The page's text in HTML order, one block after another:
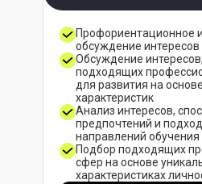
Профориентационное
обсуждение интересов
Обсуждение
подходящих
для развития на
характеристик
Анализ интересов,
предпочтений и
направлений обучения
Подбор подходящих
сфер на основе
характеристиках